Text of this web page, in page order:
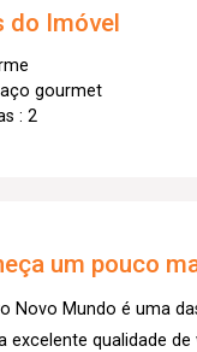
do Imóvel
gourmet
: 2
um pouco
Novo Mundo é uma
excelente qualidade